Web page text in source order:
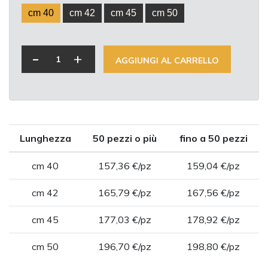
cm 40 cm 42 cm 45 cm 50
- + AGGIUNGI AL CARRELLO
Lunghezza 50 pezzi o più fino a 50 pezzi
cm 40 157,36 €/pz 159,04 €/pz
cm 42 165,79 €/pz 167,56 €/pz
cm 45 177,03 €/pz 178,92 €/pz
cm 50 196,70 €/pz 198,80 €/pz